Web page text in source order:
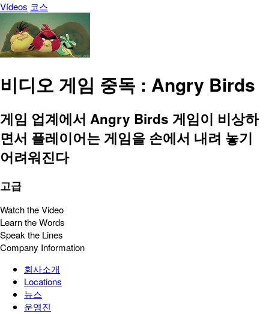
Vídeos 코스
비디오 게임 중독 : Angry Birds
게임 업계에서 Angry Birds 게임이 비상하
면서 플레이어는 게임을 손에서 내려 놓기
어려워진다
고급
Watch the Video
Learn the Words
Speak the Lines
Company Information
회사소개
Locations
뉴스
운영진